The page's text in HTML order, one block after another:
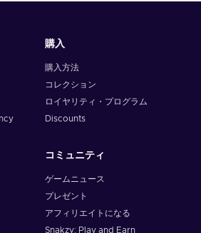
購入
購入方法
コレクション
ロイヤリティ・プログラム
Discounts
コミュニティ
ゲームニュース
プレゼント
アフィリエイトになる
Snakzy: Play and Earn